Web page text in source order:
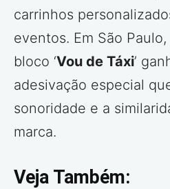
carrinhos
eventos. Em São
bloco ‘Vou de Táxi’
adesivação especial
sonoridade e a
marca.
Veja Também: